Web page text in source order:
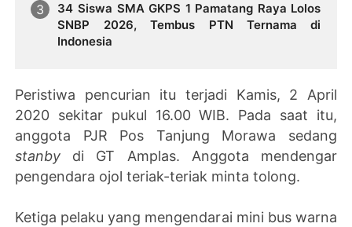
34 Siswa SMA GKPS 1 Pamatang Raya Lolos
SNBP 2026, Tembus PTN Ternama di
Indonesia
Peristiwa pencurian itu terjadi Kamis, 2 April
2020 sekitar pukul 16.00 WIB. Pada saat itu,
anggota PJR Pos Tanjung Morawa sedang
stanby di GT Amplas. Anggota mendengar
pengendara ojol teriak-teriak minta tolong.
Ketiga pelaku yang mengendarai mini bus warna